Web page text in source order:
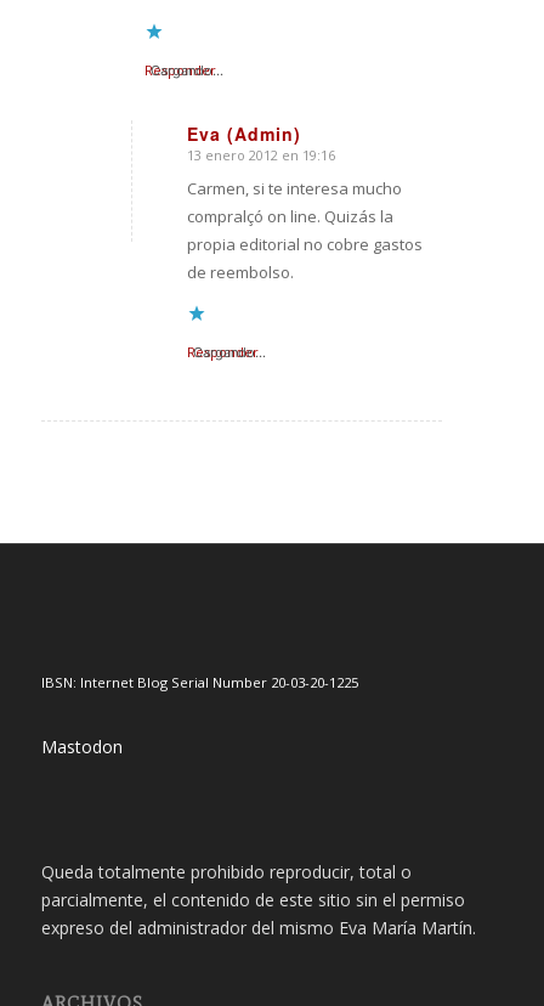
Cargando...
Responder
Eva (Admin)
Dice:
13 enero 2012 en 19:16
Carmen, si te interesa mucho
compralçó on line. Quizás la
propia editorial no cobre gastos
de reembolso.
Cargando...
Responder
IBSN: Internet Blog Serial Number 20-03-20-1225
Mastodon
Queda totalmente prohibido reproducir, total o
parcialmente, el contenido de este sitio sin el permiso
expreso del administrador del mismo Eva María Martín.